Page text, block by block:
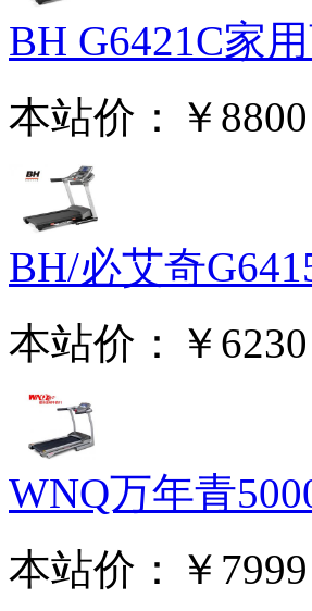
BH G6421C家
本站价：
￥8800
BH/必艾奇
本站价：
￥6230
WNQ万年青
本站价：
￥7999